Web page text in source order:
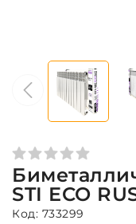
STI ECO
Код: 733299